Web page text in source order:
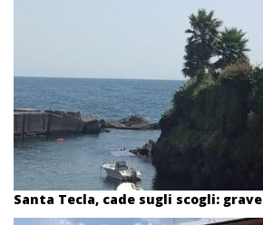
Santa Tecla, cade sugli scogli: